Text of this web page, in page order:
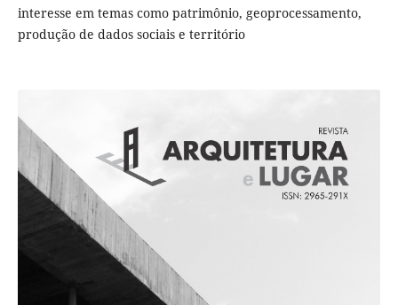
interesse em temas como patrimônio, geoprocessamento,
produção de dados sociais e território